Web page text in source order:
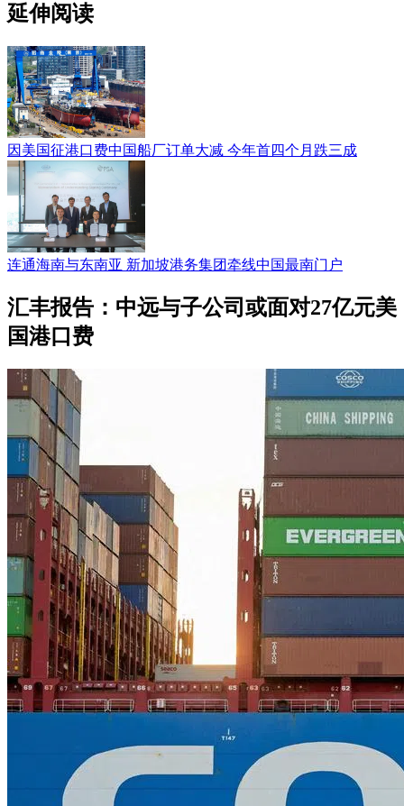
延伸阅读
因美国征港口费中国船厂订单大减 今年首四个月跌三成
连通海南与东南亚 新加坡港务集团牵线中国最南门户
汇丰报告：中远与子公司或面对27亿元美
国港口费